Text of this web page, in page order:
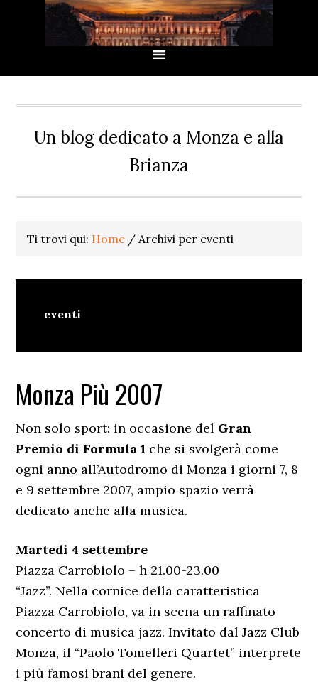
Un blog dedicato a Monza e alla
Brianza
Ti trovi qui: Home / Archivi per eventi
eventi
Monza Più 2007
Non solo sport: in occasione del Gran
Premio di Formula 1 che si svolgerà come
ogni anno all’Autodromo di Monza i giorni 7, 8
e 9 settembre 2007, ampio spazio verrà
dedicato anche alla musica.
Martedi 4 settembre
Piazza Carrobiolo – h 21.00-23.00
“Jazz”. Nella cornice della caratteristica
Piazza Carrobiolo, va in scena un raffinato
concerto di musica jazz. Invitato dal Jazz Club
Monza, il “Paolo Tomelleri Quartet” interprete
i più famosi brani del genere.